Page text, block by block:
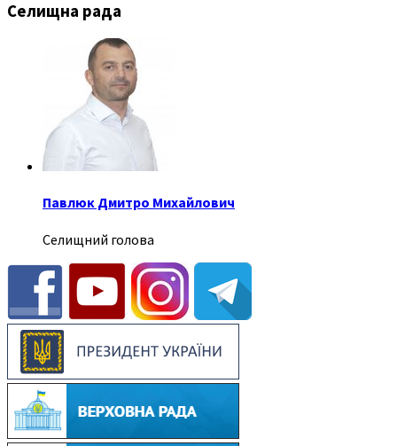
Селищна рада
Павлюк Дмитро Михайлович
Селищний голова